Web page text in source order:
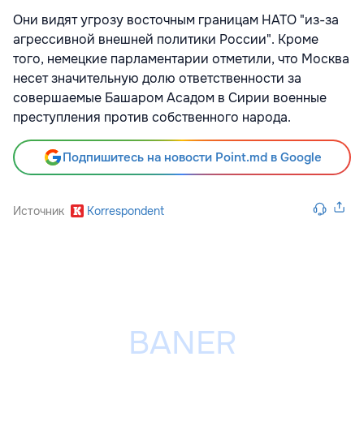
Они видят угрозу восточным границам НАТО "из-за
агрессивной внешней политики России". Кроме
того, немецкие парламентарии отметили, что Москва
несет значительную долю ответственности за
совершаемые Башаром Асадом в Сирии военные
преступления против собственного народа.
Подпишитесь на новости Point.md в Google
Источник Korrespondent